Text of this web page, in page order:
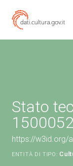
Stato
https://w3id.org/
ENTITÀ DI TIPO: